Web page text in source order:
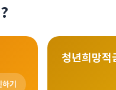
하기
청년희망적